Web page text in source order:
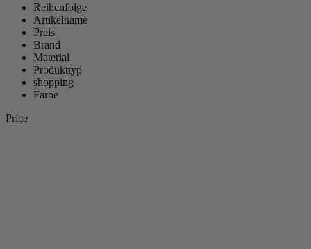
Reihenfolge
Artikelname
Preis
Brand
Material
Produkttyp
shopping
Farbe
Price